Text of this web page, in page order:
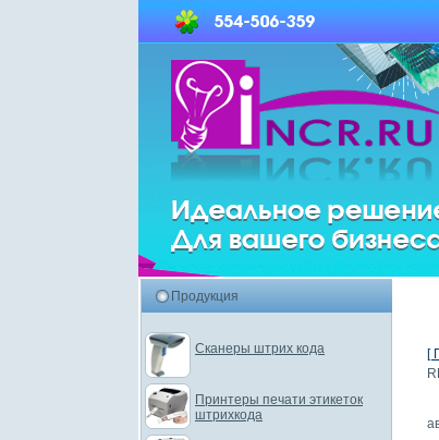
[
Продукция
Сканеры штрих кода
Принтеры печати этикеток
штрихкода